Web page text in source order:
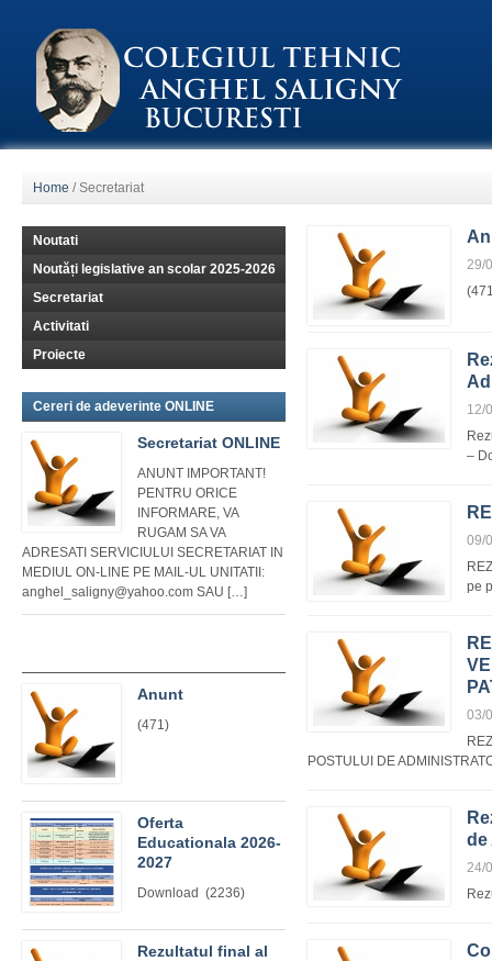
Home /Secretariat
29/
12/
–
09/
pe
03/
POSTULUI DE
de
24/
Noutati
Noutăți legislative an scolar 2025-2026
Secretariat
Activitati
Proiecte
Cereri de adeverinte ONLINE
Secretariat ONLINE
ANUNT IMPORTANT!
PENTRU ORICE
INFORMARE, VA
RUGAM SA VA
ADRESATI SERVICIULUI SECRETARIAT IN
MEDIUL ON-LINE PE MAIL-UL UNITATII:
anghel_saligny@yahoo.com SAU […]
Anunt
(471)
Oferta
Educationala 2026-
2027
Download (2236)
Rezultatul final al